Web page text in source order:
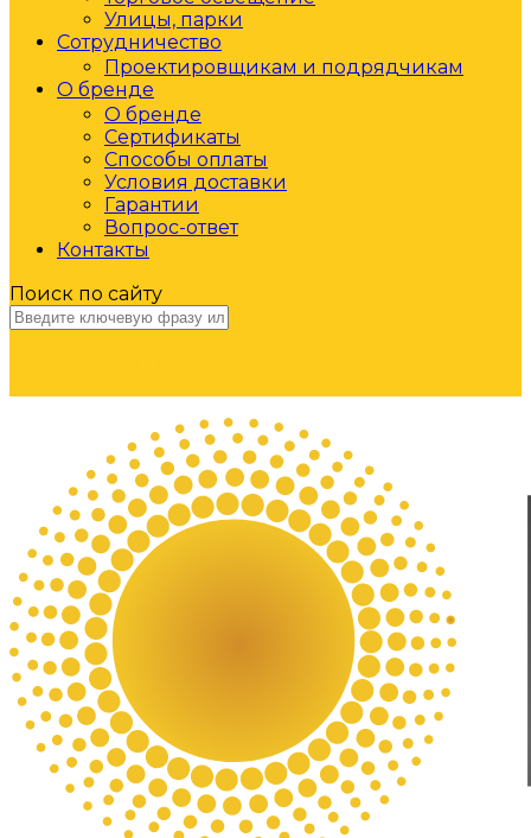
Улицы, парки
Сотрудничество
Проектировщикам и подрядчикам
О бренде
О бренде
Сертификаты
Способы оплаты
Условия доставки
Гарантии
Вопрос-ответ
Контакты
Поиск по сайту